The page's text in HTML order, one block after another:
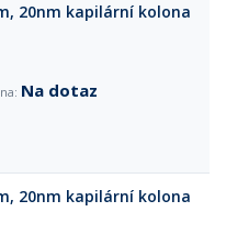
20nm kapilární kolona
Na dotaz
20nm kapilární kolona